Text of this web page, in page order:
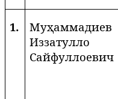
1.
Муҳаммадиев
Иззатулло
Сайфуллоевич